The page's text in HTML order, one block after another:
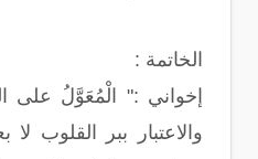
الخاتمة :
إخواني :" الْمُعَوَّلُ على
والاعتبار ببر القلوب